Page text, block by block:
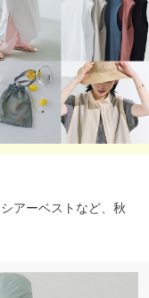
アーベストなど、秋